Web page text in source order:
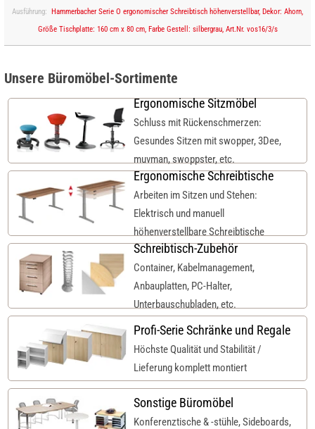
Ausführung:
Hammerbacher Serie O ergonomischer Schreibtisch höhenverstellbar, Dekor: Ahorn,
Größe Tischplatte: 160 cm x 80 cm, Farbe Gestell: silbergrau, Art.Nr. vos16/3/s
Unsere Büromöbel-Sortimente
Ergonomische Sitzmöbel
Schluss mit Rückenschmerzen:
Gesundes Sitzen mit swopper, 3Dee,
muvman, swoppster, etc.
Ergonomische Schreibtische
Arbeiten im Sitzen und Stehen:
Elektrisch und manuell
höhenverstellbare Schreibtische
Schreibtisch-Zubehör
Container, Kabelmanagement,
Anbauplatten, PC-Halter,
Unterbauschubladen, etc.
Profi-Serie Schränke und Regale
Höchste Qualität und Stabilität /
Lieferung komplett montiert
Sonstige Büromöbel
Konferenztische & -stühle, Sideboards,